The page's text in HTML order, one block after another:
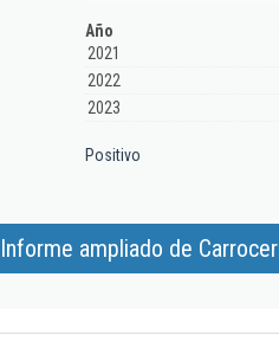
Año
2021
2022
2023
Positivo
ampliado de